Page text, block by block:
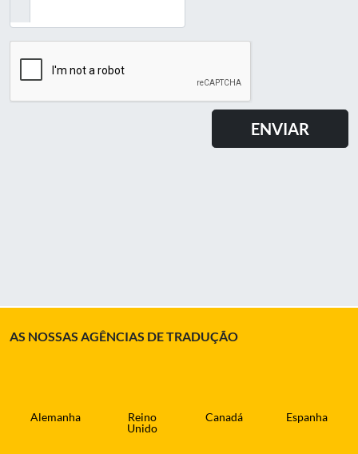
AS NOSSAS AGÊNCIAS DE TRADUÇÃO
Alemanha
Reino
Unido
Canadá Espanha